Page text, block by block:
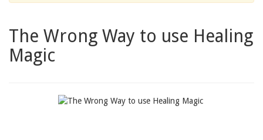
The Wrong Way to use Healing
Magic